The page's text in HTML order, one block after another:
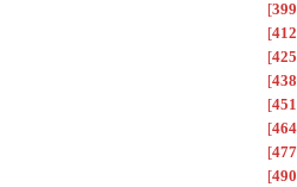
[399
[412
[425
[438
[451
[464
[477
[490